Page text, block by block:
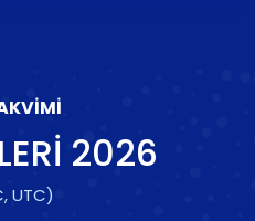
2026
UTC)